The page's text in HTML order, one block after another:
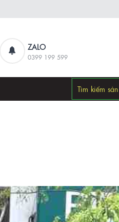
ZALO
0399 199 599